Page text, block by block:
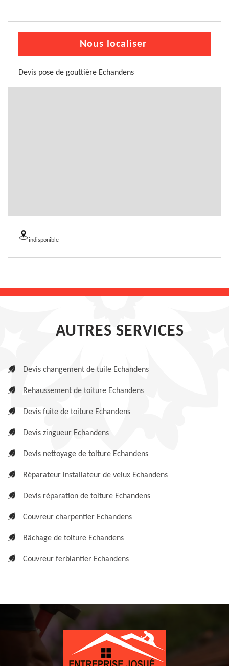
Nous localiser
Devis pose de gouttière Echandens
indisponible
AUTRES SERVICES
Devis changement de tuile Echandens
Rehaussement de toiture Echandens
Devis fuite de toiture Echandens
Devis zingueur Echandens
Devis nettoyage de toiture Echandens
Réparateur installateur de velux Echandens
Devis réparation de toiture Echandens
Couvreur charpentier Echandens
Bâchage de toiture Echandens
Couvreur ferblantier Echandens